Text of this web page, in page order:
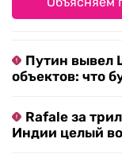
Путин вывел
объектов: что
Rafale за
Индии целый